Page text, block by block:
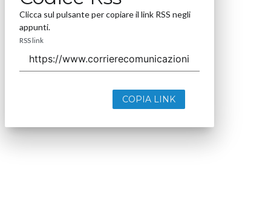
Clicca sul pulsante per copiare il link RSS negli
appunti.
RSS link
COPIA LINK